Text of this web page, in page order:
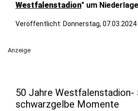
Westfalenstadion" um
Veröffentlicht: Donnerstag, 07.03.2024
Anzeige
50 Jahre Westfalenstadion-
schwarzgelbe Momente